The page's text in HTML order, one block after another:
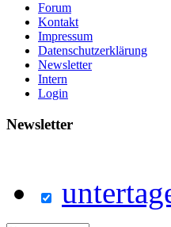
Forum
Kontakt
Impressum
Datenschutzerklärung
Newsletter
Intern
Login
Newsletter